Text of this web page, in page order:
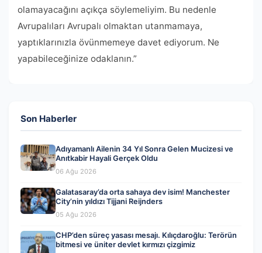
olamayacağını açıkça söylemeliyim. Bu nedenle
Avrupalıları Avrupalı ​​olmaktan utanmamaya,
yaptıklarınızla övünmemeye davet ediyorum. Ne
yapabileceğinize odaklanın.”
Son Haberler
Adıyamanlı Ailenin 34 Yıl Sonra Gelen Mucizesi ve
Anıtkabir Hayali Gerçek Oldu
06 Ağu 2026
Galatasaray’da orta sahaya dev isim! Manchester
City’nin yıldızı Tijjani Reijnders
05 Ağu 2026
CHP’den süreç yasası mesajı. Kılıçdaroğlu: Terörün
bitmesi ve üniter devlet kırmızı çizgimiz